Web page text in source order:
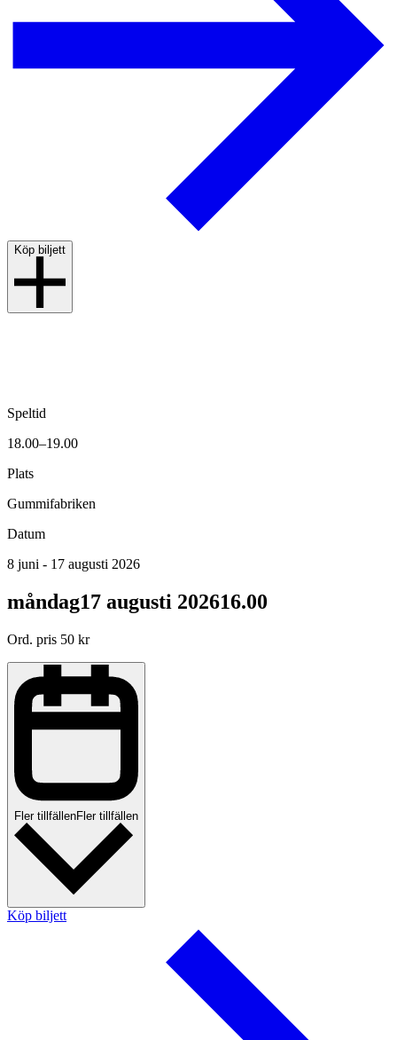
Köp biljett
Speltid
18.00–19.00
Plats
Gummifabriken
Datum
8 juni - 17 augusti 2026
måndag17 augusti 202616.00
Ord. pris 50 kr
Fler tillfällenFler tillfällen
Köp biljett